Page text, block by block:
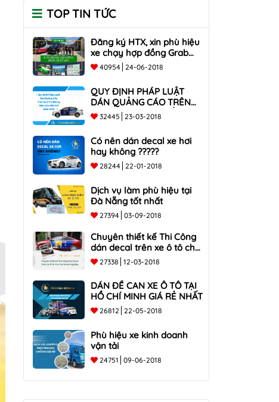
TOP TIN TỨC
Đăng ký HTX, xin phù hiệu
xe chạy hợp đồng Grab
taxi, Xe Du Lịch Tại Hồ Chí
Minh Giá Rẻ
40954 24-06-2018
QUY ĐỊNH PHÁP LUẬT
DÁN QUẢNG CÁO TRÊN
XE Ô TÔ NHỮNG ĐIỀU
CẦN BIẾT mới nhất 2018
???
32445 23-03-2018
Có nên dán decal xe hơi
hay không ?????
28244 22-01-2018
Dịch vụ làm phù hiệu tại
Đà Nẵng tốt nhất
27394 03-09-2018
Chuyên thiết kế Thi Công
dán decal trên xe ô tô cho
các doanh nghiệp
27338 12-03-2018
DÁN ĐỀ CAN XE Ô TÔ TẠI
HỒ CHÍ MINH GIÁ RẺ NHẤT
26812 22-05-2018
Phù hiệu xe kinh doanh
vận tải
24751 09-06-2018